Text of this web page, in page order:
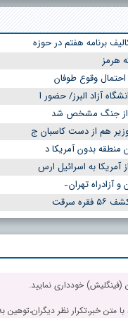
برنامه هفتم در حوزه
هرمز
وقوع طوفان
آزاد البرز/ حضور ا
از جنگ مشخص شد
هم از دست کاسبان ج
منطقه بدون آمریکا د
آزادراه تهران
سرقت
(فینگلیش) خودداری نمایید.
با متن خبر،تکرار نظر